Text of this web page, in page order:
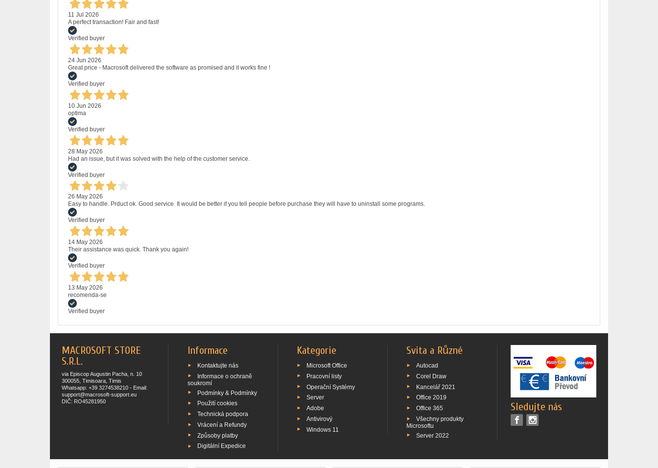
11 Jul 2026
A perfect transaction! Fair and fast!
Verified buyer
24 Jun 2026
Great price - Macrosoft delivered the software as promised and it works fine !
Verified buyer
10 Jun 2026
optima
Verified buyer
28 May 2026
Had an issue, but it was solved with the help of the customer service.
Verified buyer
26 May 2026
Easy to handle. Prduct ok. Good service. It would be better if you tell people before purchase they will have to uninstall some programs.
Verified buyer
14 May 2026
Their assistance was quick. Thank you again!
Verified buyer
13 May 2026
recomenda-se
Verified buyer
MACROSOFT STORE
S.R.L.
via Episcop Augustin Pacha, n. 10
300055, Timisoara, Timis
Whatsapp: +39 3274538210 - Email:
support@macrosoft-support.eu
DIČ: RO45281950
Informace
Kontaktujte nás
Informace o ochraně
soukromí
Podmínky & Podmínky
Použití cookies
Technická podpora
Vrácení a Refundy
Způsoby platby
Digitální Expedice
Kategorie
Microsoft Office
Pracovní listy
Operační Systémy
Server
Adobe
Antivirový
Windows 11
Svita a Různé
Autocad
Corel Draw
Kancelář 2021
Office 2019
Office 365
Všechny produkty
Microsoftu
Server 2022
Sledujte nás